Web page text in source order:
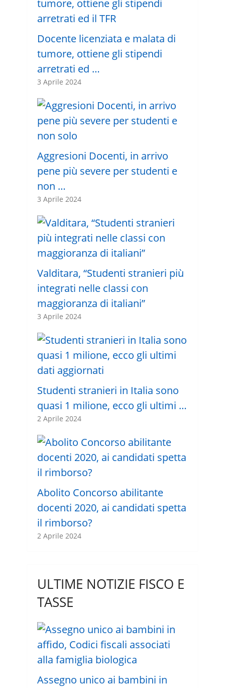
Docente licenziata e malata di
tumore, ottiene gli stipendi
arretrati ed …
3 Aprile 2024
Aggresioni Docenti, in arrivo
pene più severe per studenti e
non …
3 Aprile 2024
Valditara, “Studenti stranieri più
integrati nelle classi con
maggioranza di italiani”
3 Aprile 2024
Studenti stranieri in Italia sono
quasi 1 milione, ecco gli ultimi …
2 Aprile 2024
Abolito Concorso abilitante
docenti 2020, ai candidati spetta
il rimborso?
2 Aprile 2024
ULTIME NOTIZIE FISCO E
TASSE
Assegno unico ai bambini in